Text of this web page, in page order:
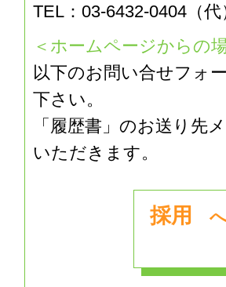
TEL：03-6432-0404（代
＜ホームページからの
以下のお問い合せフォ
下さい。
「履歴書」のお送り先
いただきます。
採用